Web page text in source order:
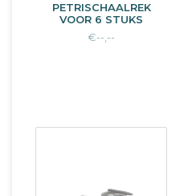
PETRISCHAALREK
VOOR 6 STUKS
€--,--